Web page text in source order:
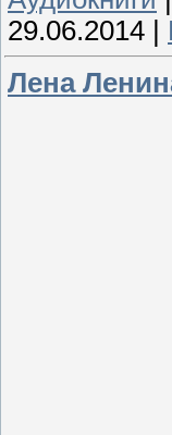
29.06.2014
Лена